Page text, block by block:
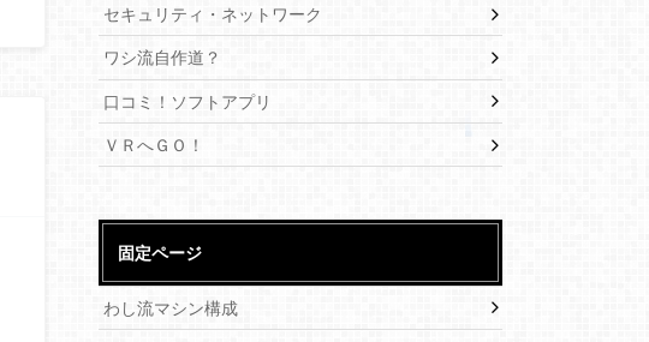
セキュリティ・ネットワーク
ワシ流自作道？
口コミ！ソフトアプリ
ＶＲへＧＯ！
固定ページ
わし流マシン構成